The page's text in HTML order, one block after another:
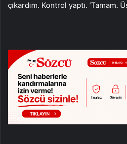
çıkardım. Kontrol yaptı. ‘Tamam.